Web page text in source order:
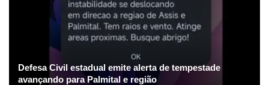
Defesa Civil estadual emite alerta de tempestade
avançando para Palmital e região